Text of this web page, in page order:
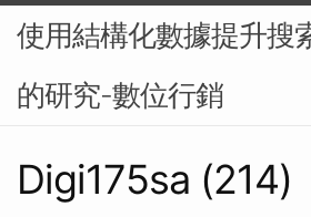
使用結構化數據提升搜
的研究-數位行銷
Digi175sa (214)